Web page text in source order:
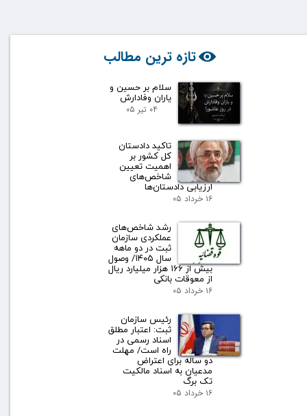
تازه ترین مطالب
سلام بر حسین و
یاران وفادارش
۰۴ تیر ۰۵
تاکید دادستان
کل کشور بر
اهمیت تعیین
شاخص‌های
ارزیابی دادستان‌ها
۱۶ خرداد ۰۵
رشد شاخص‌های
عملکردی سازمان
ثبت در دو ماهه
سال ۱۴۰۵/ وصول
بیش از ۱۶۶ هزار میلیارد ریال
از معوقات بانکی
۱۶ خرداد ۰۵
رئیس سازمان
ثبت: اعتبار مطلق
اسناد رسمی در
راه است/ مهلت
دو ساله برای اعتراض
مدعیان به اسناد مالکیت
تک برگ
۱۶ خرداد ۰۵